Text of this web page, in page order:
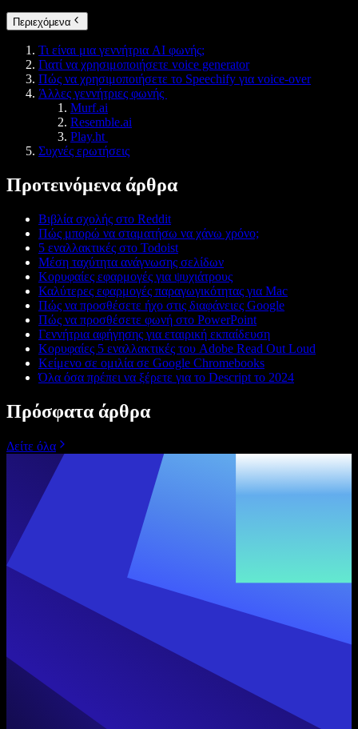
Περιεχόμενα
Τι είναι μια γεννήτρια AI φωνής;
Γιατί να χρησιμοποιήσετε voice generator
Πώς να χρησιμοποιήσετε το Speechify για voice-over
Άλλες γεννήτριες φωνής
Murf.ai
Resemble.ai
Play.ht
Συχνές ερωτήσεις
Προτεινόμενα άρθρα
Βιβλία σχολής στο Reddit
Πώς μπορώ να σταματήσω να χάνω χρόνο;
5 εναλλακτικές στο Todoist
Μέση ταχύτητα ανάγνωσης σελίδων
Κορυφαίες εφαρμογές για ψυχιάτρους
Καλύτερες εφαρμογές παραγωγικότητας για Mac
Πώς να προσθέσετε ήχο στις διαφάνειες Google
Πώς να προσθέσετε φωνή στο PowerPoint
Γεννήτρια αφήγησης για εταιρική εκπαίδευση
Κορυφαίες 5 εναλλακτικές του Adobe Read Out Loud
Κείμενο σε ομιλία σε Google Chromebooks
Όλα όσα πρέπει να ξέρετε για το Descript το 2024
Πρόσφατα άρθρα
Δείτε όλα